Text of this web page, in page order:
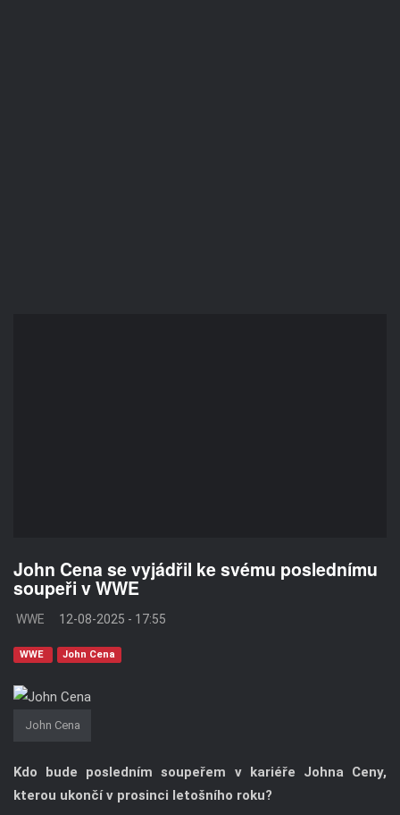
John Cena se vyjádřil ke svému poslednímu
soupeři v WWE
WWE 12-08-2025 - 17:55
WWE John Cena
John Cena
Kdo bude posledním soupeřem v kariéře Johna Ceny,
kterou ukončí v prosinci letošního roku?